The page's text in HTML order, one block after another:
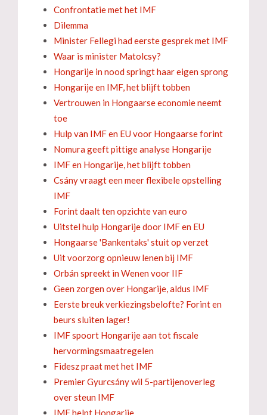
Confrontatie met het IMF
Dilemma
Minister Fellegi had eerste gesprek met IMF
Waar is minister Matolcsy?
Hongarije in nood springt haar eigen sprong
Hongarije en IMF, het blijft tobben
Vertrouwen in Hongaarse economie neemt
toe
Hulp van IMF en EU voor Hongaarse forint
Nomura geeft pittige analyse Hongarije
IMF en Hongarije, het blijft tobben
Csány vraagt een meer flexibele opstelling
IMF
Forint daalt ten opzichte van euro
Uitstel hulp Hongarije door IMF en EU
Hongaarse 'Bankentaks' stuit op verzet
Uit voorzorg opnieuw lenen bij IMF
Orbán spreekt in Wenen voor IIF
Geen zorgen over Hongarije, aldus IMF
Eerste breuk verkiezingsbelofte? Forint en
beurs sluiten lager!
IMF spoort Hongarije aan tot fiscale
hervormingsmaatregelen
Fidesz praat met het IMF
Premier Gyurcsány wil 5-partijenoverleg
over steun IMF
IMF helpt Hongarije